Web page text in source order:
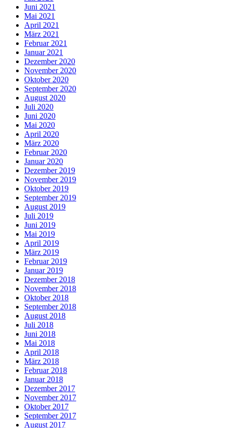
Juni 2021
Mai 2021
April 2021
März 2021
Februar 2021
Januar 2021
Dezember 2020
November 2020
Oktober 2020
September 2020
August 2020
Juli 2020
Juni 2020
Mai 2020
April 2020
März 2020
Februar 2020
Januar 2020
Dezember 2019
November 2019
Oktober 2019
September 2019
August 2019
Juli 2019
Juni 2019
Mai 2019
April 2019
März 2019
Februar 2019
Januar 2019
Dezember 2018
November 2018
Oktober 2018
September 2018
August 2018
Juli 2018
Juni 2018
Mai 2018
April 2018
März 2018
Februar 2018
Januar 2018
Dezember 2017
November 2017
Oktober 2017
September 2017
August 2017